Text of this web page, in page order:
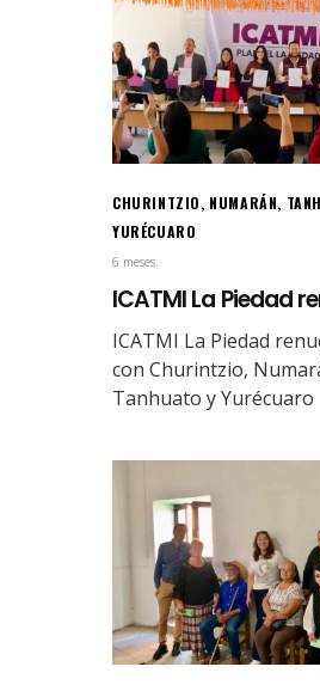
CHURINTZIO, NUMARÁN,
YURÉCUARO
6 meses.
ICATMI La Piedad
ICATMI La Piedad
con Churintzio,
Tanhuato y Yurécuaro